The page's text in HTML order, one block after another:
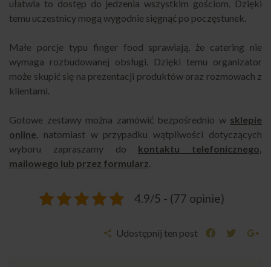
ułatwia to dostęp do jedzenia wszystkim gościom. Dzięki
temu uczestnicy mogą wygodnie sięgnąć po poczęstunek.
Małe porcje typu finger food sprawiają, że catering nie
wymaga rozbudowanej obsługi. Dzięki temu organizator
może skupić się na prezentacji produktów oraz rozmowach z
klientami.
Gotowe zestawy można zamówić bezpośrednio w sklepie
online, natomiast w przypadku wątpliwości dotyczących
wyboru zapraszamy do kontaktu telefonicznego,
mailowego lub przez formularz.
4.9/5 - (77 opinie)
Udostępnij ten post